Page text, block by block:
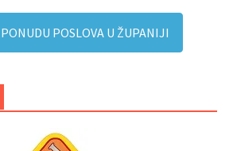
POSLOVA U ŽUPANIJI